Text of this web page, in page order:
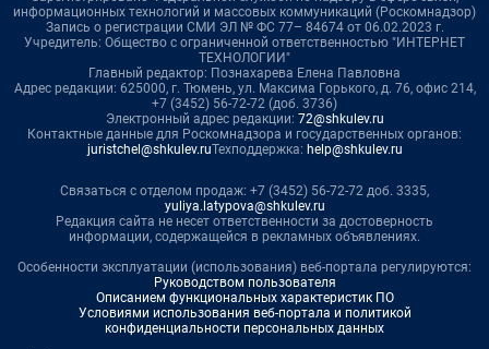
информационных технологий и массовых коммуникаций (Роскомнадзор)
Запись о регистрации СМИ ЭЛ № ФС 77– 84674 от 06.02.2023 г.
Учредитель: Общество с ограниченной ответственностью "ИНТЕРНЕТ
ТЕХНОЛОГИИ"
Главный редактор: Познахарева Елена Павловна
Адрес редакции: 625000, г. Тюмень, ул. Максима Горького, д. 76, офис 214,
+7 (3452) 56-72-72 (доб. 3736)
Электронный адрес редакции: 72@shkulev.ru
Контактные данные для Роскомнадзора и государственных органов:
juristchel@shkulev.ruТехподдержка: help@shkulev.ru
Связаться с отделом продаж: +7 (3452) 56-72-72 доб. 3335,
yuliya.latypova@shkulev.ru
Редакция сайта не несет ответственности за достоверность
информации, содержащейся в рекламных объявлениях.
Особенности эксплуатации (использования) веб-портала регулируются:
Руководством пользователя
Описанием функциональных характеристик ПО
Условиями использования веб-портала и политикой
конфиденциальности персональных данных